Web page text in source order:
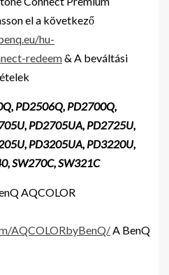
el a következő
hu-
redeem& A beváltási
PD2506Q, PD2700Q,
PD2705UA, PD2725U,
PD3205UA, PD3220U,
SW270C, SW321C
AQCOLOR
AQCOLORbyBenQ/ A BenQ